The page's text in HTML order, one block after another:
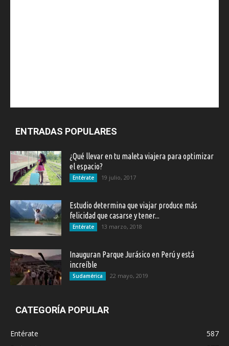
ENTRADAS POPULARES
¿Qué llevar en tu maleta viajera para optimizar
el espacio?
Entérate 19 julio, 2017
Estudio determina que viajar produce más
felicidad que casarse y tener...
Entérate 13 marzo, 2018
Inauguran Parque Jurásico en Perú y está
increíble
Sudamérica 22 mayo, 2019
CATEGORÍA POPULAR
Entérate
587